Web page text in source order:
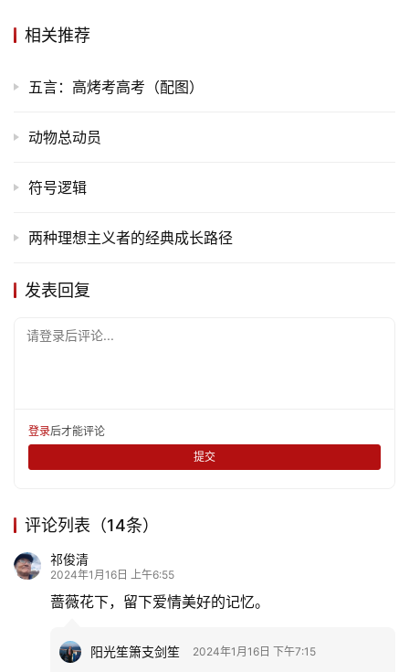
页
文
感
旅
儿
专
相关推荐
五言：高烤考高考（配图）
动物总动员
符号逻辑
两种理想主义者的经典成长路径
发表回复
请登录后评论...
登录后才能评论
提交
评论列表（14条）
祁俊清
2024年1月16日 上午6:55
蔷薇花下，留下爱情美好的记忆。
阳光笙箫支剑笙 2024年1月16日 下午7:15